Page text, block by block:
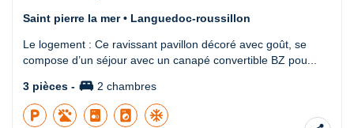
Saint pierre la mer • Languedoc-roussillon
Le logement : Ce ravissant pavillon décoré avec goût, se
compose d’un séjour avec un canapé convertible BZ pou...
3 pièces - king_bed 2 chambres
local_parking local_laundry_service ac_unit